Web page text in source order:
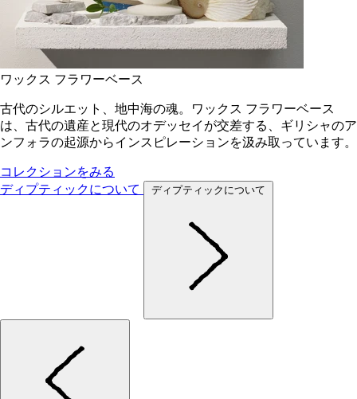
ワックス フラワーベース
古代のシルエット、地中海の魂。ワックス フラワーベース
は、古代の遺産と現代のオデッセイが交差する、ギリシャのア
ンフォラの起源からインスピレーションを汲み取っています。
コレクションをみる
ディプティックについて
ディプティックについて